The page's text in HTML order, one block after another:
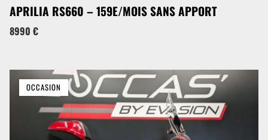
APRILIA RS660 – 159E/MOIS SANS APPORT
8990 €
OCCASION